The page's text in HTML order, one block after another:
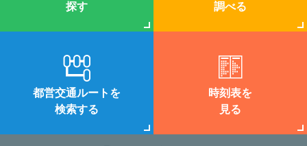
探す
調べる
都営交通ルートを
検索する
時刻表を
見る